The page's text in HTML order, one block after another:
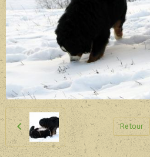
Retour